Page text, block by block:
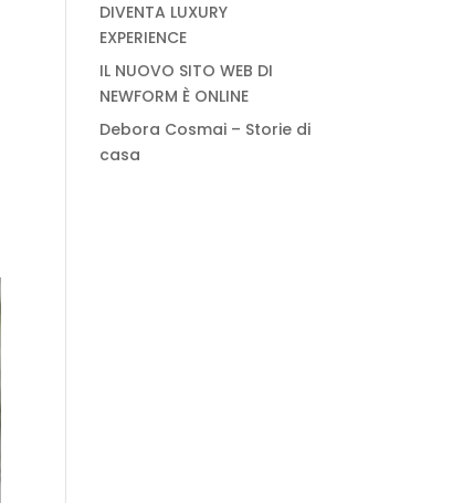
DIVENTA LUXURY
EXPERIENCE
IL NUOVO SITO WEB DI
NEWFORM È ONLINE
Debora Cosmai – Storie di
casa